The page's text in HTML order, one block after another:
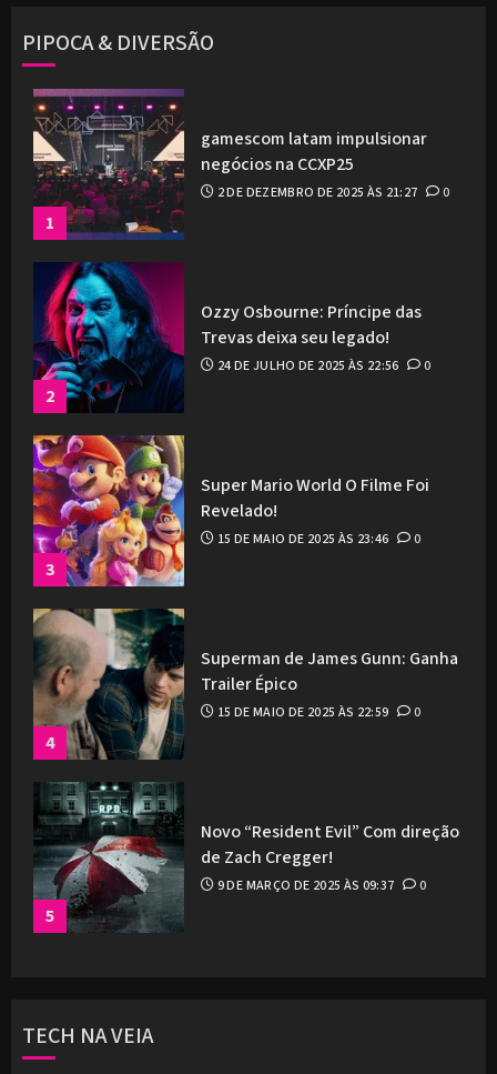
PIPOCA & DIVERSÃO
1
gamescom latam impulsionar
negócios na CCXP25
2 DE DEZEMBRO DE 2025 ÀS 21:27 0
2
Ozzy Osbourne: Príncipe das
Trevas deixa seu legado!
24 DE JULHO DE 2025 ÀS 22:56 0
3
Super Mario World O Filme Foi
Revelado!
15 DE MAIO DE 2025 ÀS 23:46 0
4
Superman de James Gunn: Ganha
Trailer Épico
15 DE MAIO DE 2025 ÀS 22:59 0
5
Novo “Resident Evil” Com direção
de Zach Cregger!
9 DE MARÇO DE 2025 ÀS 09:37 0
TECH NA VEIA